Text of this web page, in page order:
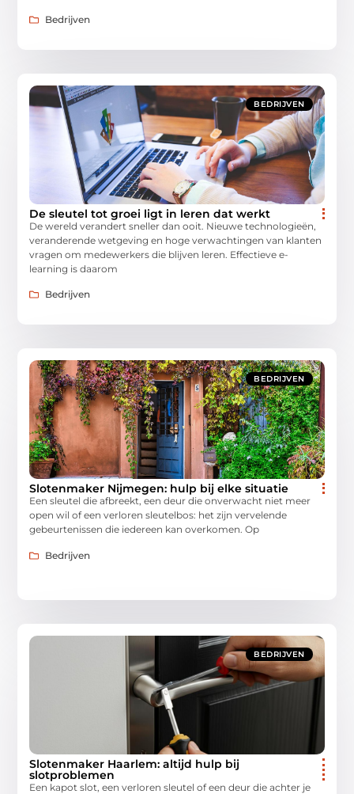
Bedrijven
BEDRIJVEN
De sleutel tot groei ligt in leren dat werkt
De wereld verandert sneller dan ooit. Nieuwe technologieën,
veranderende wetgeving en hoge verwachtingen van klanten
vragen om medewerkers die blijven leren. Effectieve e-
learning is daarom
Bedrijven
BEDRIJVEN
Slotenmaker Nijmegen: hulp bij elke situatie
Een sleutel die afbreekt, een deur die onverwacht niet meer
open wil of een verloren sleutelbos: het zijn vervelende
gebeurtenissen die iedereen kan overkomen. Op
Bedrijven
BEDRIJVEN
Slotenmaker Haarlem: altijd hulp bij
slotproblemen
Een kapot slot, een verloren sleutel of een deur die achter je